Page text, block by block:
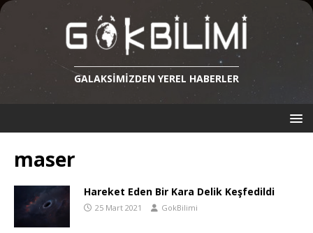
GALAKSIMIZDEN YEREL HABERLER
maser
Hareket Eden Bir Kara Delik Keşfedildi
25 Mart 2021 GokBilimi